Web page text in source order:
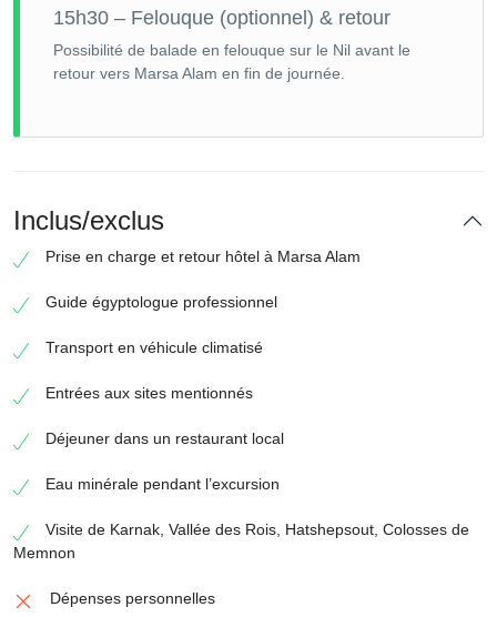
15h30 – Felouque (optionnel) & retour
Possibilité de balade en felouque sur le Nil avant le
retour vers Marsa Alam en fin de journée.
Inclus/exclus
Prise en charge et retour hôtel à Marsa Alam
Guide égyptologue professionnel
Transport en véhicule climatisé
Entrées aux sites mentionnés
Déjeuner dans un restaurant local
Eau minérale pendant l’excursion
Visite de Karnak, Vallée des Rois, Hatshepsout, Colosses de
Memnon
Dépenses personnelles